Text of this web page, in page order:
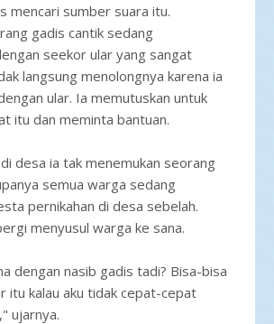
mencari sumber suara itu.
gadis cantik sedang
seekor ular yang sangat
langsung menolongnya karena ia
ular. Ia memutuskan untuk
itu dan meminta bantuan.
desa ia tak menemukan seorang
semua warga sedang
pernikahan di desa sebelah.
menyusul warga ke sana.
dengan nasib gadis tadi? Bisa-bisa
itu kalau aku tidak cepat-cepat
ujarnya.